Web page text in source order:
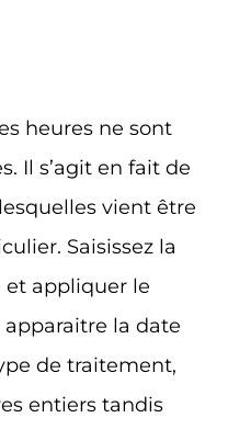
heures ne sont
Il s’agit en fait de
vient être
Saisissez la
et appliquer le
la date
de traitement,
entiers tandis